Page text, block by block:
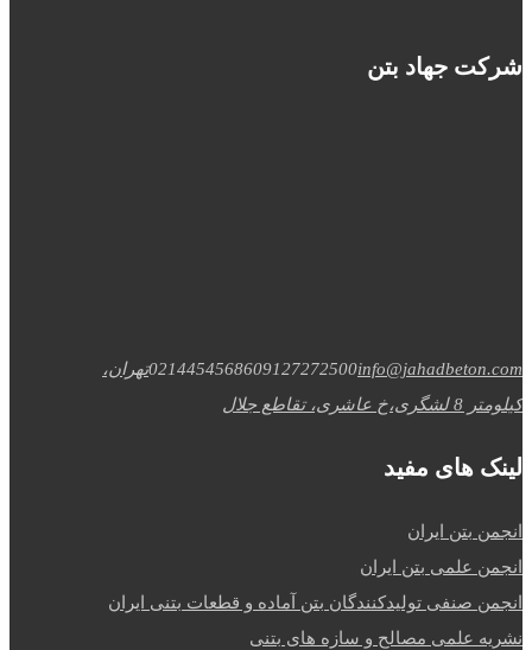
شرکت جهاد بتن
0214454568609127272500info@jahadbeton.com
تهران،
کیلومتر 8 لشگری،خ عاشری، تقاطع جلال
لینک های مفید
انجمن بتن ایران
انجمن علمی بتن ایران
انجمن صنفی تولیدکنندگان بتن آماده و قطعات بتنی ایران
نشریه علمی مصالح و سازه های بتنی